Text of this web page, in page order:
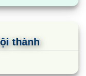
thành